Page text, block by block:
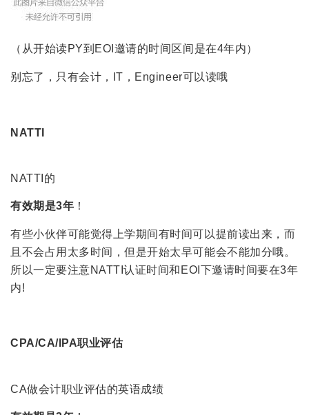
（从开始读PY到EOI邀请的时间区间是在4年内）
别忘了，只有会计，IT，Engineer可以读哦
NATTI
NATTI的
有效期是3年 ！
有些小伙伴可能觉得上学期间有时间可以提前读出来，而
且不会占用太多时间，但是开始太早可能会不能加分哦。
所以一定要注意NATTI认证时间和EOI下邀请时间要在3年
内!
CPA/CA/IPA职业评估
CA做会计职业评估的英语成绩